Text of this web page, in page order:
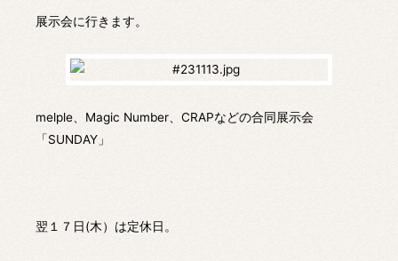
展示会に行きます。
melple、Magic Number、CRAPなどの合同展示会
「SUNDAY」
翌１７日(木）は定休日。